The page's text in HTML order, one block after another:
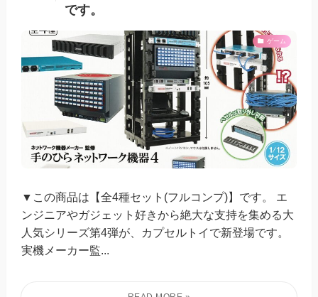
です。
ゲーム
▼この商品は【全4種セット(フルコンプ)】です。 エ
ンジニアやガジェット好きから絶大な支持を集める大
人気シリーズ第4弾が、カプセルトイで新登場です。
実機メーカー監...